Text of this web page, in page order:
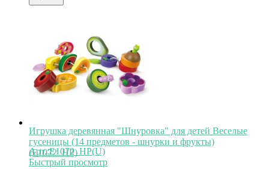
Игрушка деревянная "Шнуровка" для детей Веселые
гусеницы (14 предметов - шнурки и фрукты)
(E1072_HP)
Арт.:E1072_HP(U)
Быстрый просмотр